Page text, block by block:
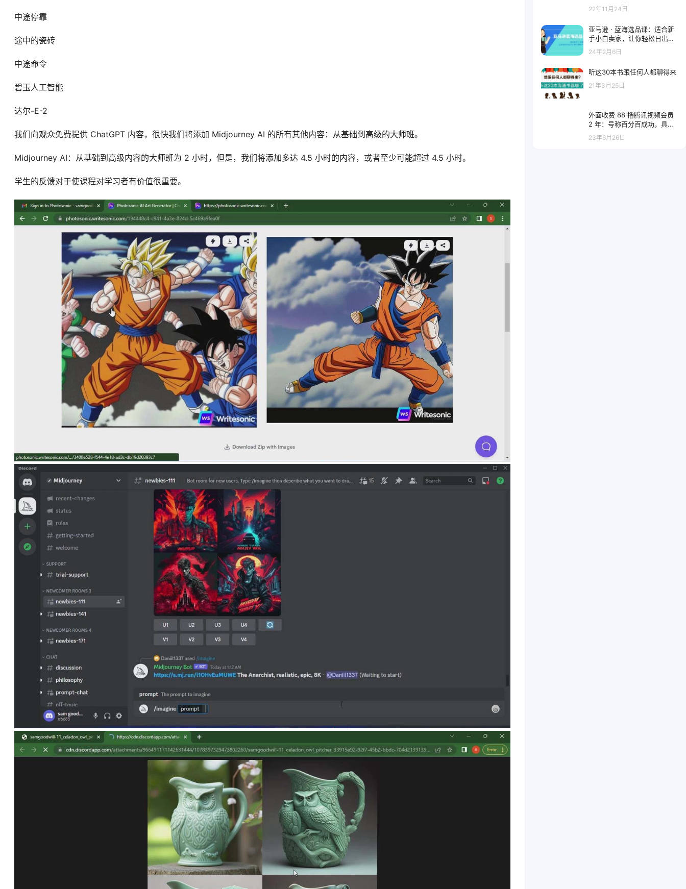
中途停靠
途中的瓷砖
中途命令
碧玉人工智能
达尔-E-2
我们向观众免费提供 ChatGPT 内容，很快我们将添加 Midjourney AI 的所有其他内容：从基础到高级的大师班。
Midjourney AI：从基础到高级内容的大师班为 2 小时，但是，我们将添加多达 4.5 小时的内容，或者至少可能超过 4.5 小时。
学生的反馈对于使课程对学习者有价值很重要。
22年11月24日
亚马逊 · 蓝海选品课：适合新
手小白卖家，让你轻松日出几
十单小爆款产品
24年2月6日
听这30本书跟任何人都聊得来
21年3月25日
外面收费 88 撸腾讯视频会员
2 年：号称百分百成功，具体
自测
23年6月26日